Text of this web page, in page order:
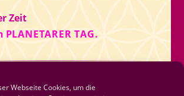
Webseite Cookies, um die
Zeit
PLANETARER TAG.